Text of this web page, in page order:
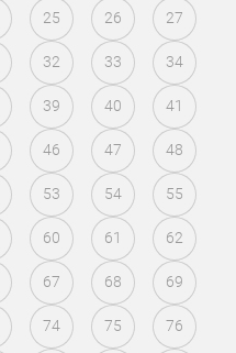
25 26 27
32 33 34
39 40 41
46 47 48
53 54 55
60 61 62
67 68 69
74 75 76